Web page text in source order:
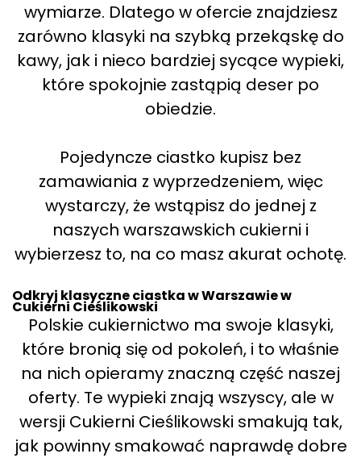
wymiarze. Dlatego w ofercie znajdziesz
zarówno klasyki na szybką przekąskę do
kawy, jak i nieco bardziej sycące wypieki,
które spokojnie zastąpią deser po
obiedzie.
Pojedyncze ciastko kupisz bez
zamawiania z wyprzedzeniem, więc
wystarczy, że wstąpisz do jednej z
naszych warszawskich cukierni i
wybierzesz to, na co masz akurat ochotę.
Odkryj klasyczne ciastka w Warszawie w
Cukierni Cieślikowski
Polskie cukiernictwo ma swoje klasyki,
które bronią się od pokoleń, i to właśnie
na nich opieramy znaczną część naszej
oferty. Te wypieki znają wszyscy, ale w
wersji Cukierni Cieślikowski smakują tak,
jak powinny smakować naprawdę dobre